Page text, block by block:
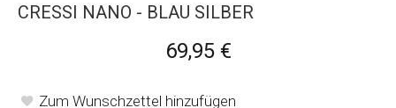
CRESSI NANO - BLAU SILBER
69,95 €
Zum Wunschzettel hinzufügen